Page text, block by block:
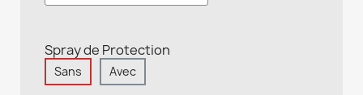
Spray de Protection
Sans Avec